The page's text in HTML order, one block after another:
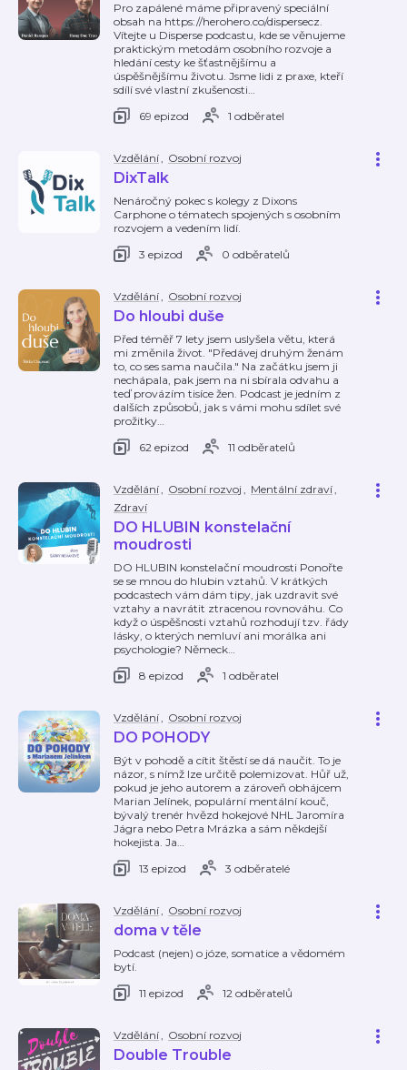
Pro zapálené máme připravený speciální
obsah na https://herohero.co/dispersecz.
Vítejte u Disperse podcastu, kde se věnujeme
praktickým metodám osobního rozvoje a
hledání cesty ke šťastnějšímu a
úspěšnějšímu životu. Jsme lidi z praxe, kteří
sdílí své vlastní zkušenosti…
69 epizod
1 odběratel
Vzdělání, Osobní rozvoj
DixTalk
Nenáročný pokec s kolegy z Dixons
Carphone o tématech spojených s osobním
rozvojem a vedením lidí.
3 epizod
0 odběratelů
Vzdělání, Osobní rozvoj
Do hloubi duše
Před téměř 7 lety jsem uslyšela větu, která
mi změnila život. "Předávej druhým ženám
to, co ses sama naučila." Na začátku jsem ji
nechápala, pak jsem na ni sbírala odvahu a
teď provázím tisíce žen. Podcast je jedním z
dalších způsobů, jak s vámi mohu sdílet své
prožitky…
62 epizod
11 odběratelů
Vzdělání, Osobní rozvoj , Mentální zdraví,
Zdraví
DO HLUBIN konstelační
moudrosti
DO HLUBIN konstelační moudrosti Ponořte
se se mnou do hlubin vztahů. V krátkých
podcastech vám dám tipy, jak uzdravit své
vztahy a navrátit ztracenou rovnováhu. Co
když o úspěšnosti vztahů rozhodují tzv. řády
lásky, o kterých nemluví ani morálka ani
psychologie? Německ…
8 epizod
1 odběratel
Vzdělání, Osobní rozvoj
DO POHODY
Být v pohodě a cítit štěstí se dá naučit. To je
názor, s nímž lze určitě polemizovat. Hůř už,
pokud je jeho autorem a zároveň obhájcem
Marian Jelínek, populární mentální kouč,
bývalý trenér hvězd hokejové NHL Jaromíra
Jágra nebo Petra Mrázka a sám někdejší
hokejista. Ja…
13 epizod
3 odběratelé
Vzdělání, Osobní rozvoj
doma v těle
Podcast (nejen) o józe, somatice a vědomém
bytí.
11 epizod
12 odběratelů
Vzdělání, Osobní rozvoj
Double Trouble